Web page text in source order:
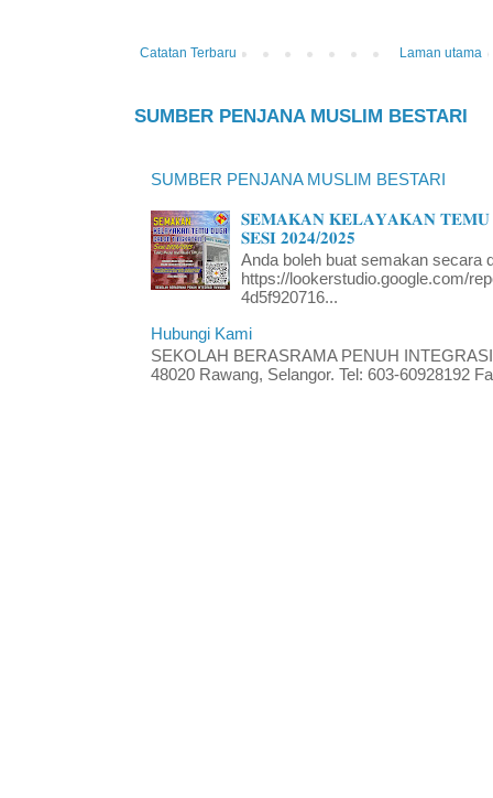
Catatan Terbaru Laman utama
SUMBER PENJANA MUSLIM BESTARI
SUMBER PENJANA MUSLIM BESTARI
𝐒𝐄𝐌𝐀𝐊𝐀𝐍 𝐊𝐄𝐋𝐀𝐘𝐀𝐊𝐀𝐍 𝐓𝐄𝐌𝐔
𝐒𝐄𝐒𝐈 𝟐𝟎𝟐𝟒/𝟐𝟎𝟐𝟓
Anda boleh buat semakan secara
https://lookerstudio.google.com/
4d5f920716...
Hubungi Kami
SEKOLAH BERASRAMA PENUH
48020 Rawang, Selangor. Tel: 603-60928192